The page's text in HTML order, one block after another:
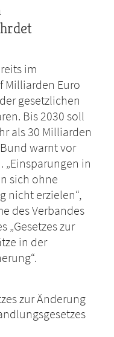
im
Milliarden Euro
gesetzlichen
Bis 2030 soll
als 30 Milliarden
warnt vor
„Einsparungen in
sich ohne
nicht erzielen“,
des Verbandes
„Gesetzes zur
in der
zur Änderung